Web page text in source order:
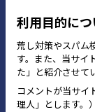
利用目的につ
荒し対策やスパム
す。また、当サイ
た」と紹介させて
コメントが当サイ
理人」とします。